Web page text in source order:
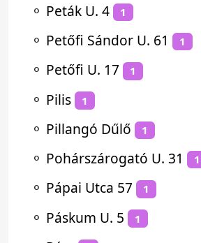
⚬ Peták U. 4 1
⚬ Petőfi Sándor U. 61 1
⚬ Petőfi U. 17 1
⚬ Pilis 1
⚬ Pillangó Dűlő 1
⚬ Pohárszárogató U. 31 1
⚬ Pápai Utca 57 1
⚬ Páskum U. 5 1